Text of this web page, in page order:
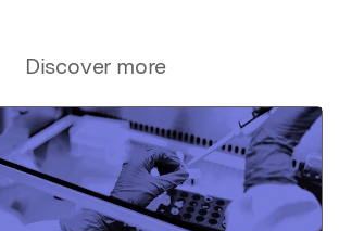
Discover more